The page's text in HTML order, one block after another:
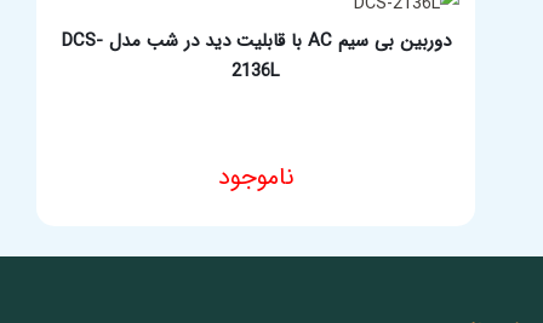
دوربین بی سیم AC با قابلیت دید در شب مدل DCS-
2136L
ناموجود